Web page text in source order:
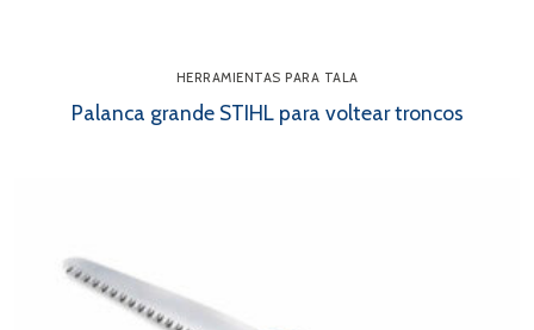
HERRAMIENTAS PARA TALA
Palanca grande STIHL para voltear troncos